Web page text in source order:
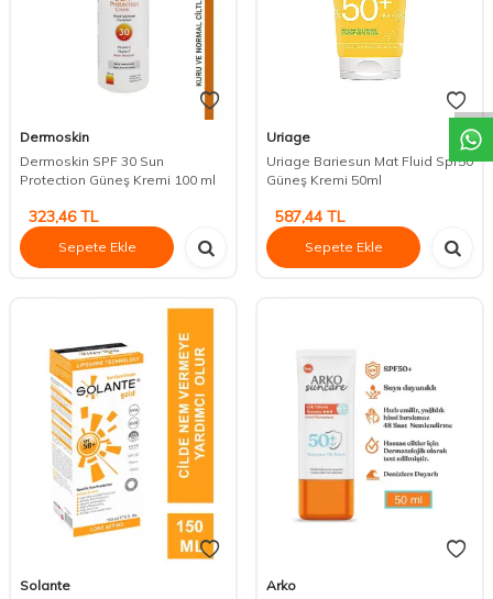
DESTEK
Dermoskin
Dermoskin SPF 30 Sun
Protection Güneş Kremi 100 ml
323,46TL
Sepete Ekle
Uriage
Uriage Bariesun Mat Fluid Spf50
Güneş Kremi 50ml
587,44 TL
Sepete Ekle
Solante
Arko